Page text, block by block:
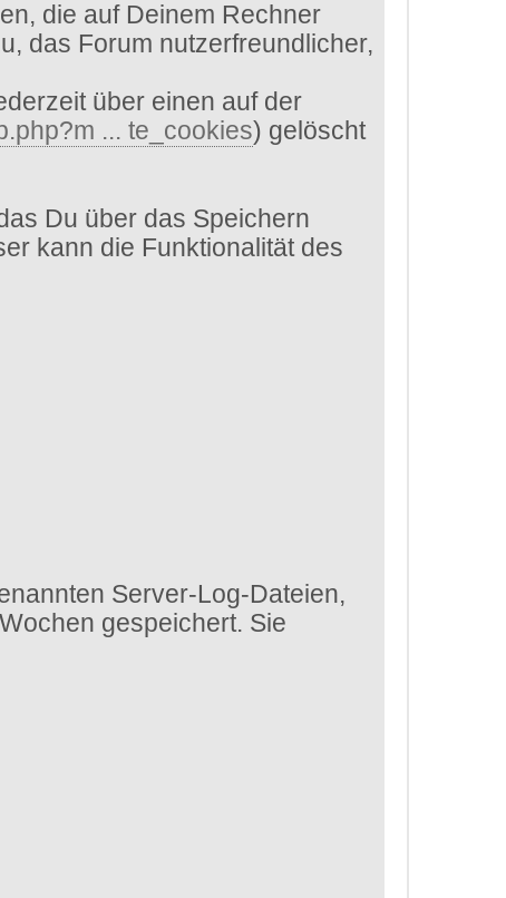
die auf Deinem Rechner
das Forum nutzerfreundlicher,
über einen auf der
... te_cookies) gelöscht
Du über das Speichern
kann die Funktionalität des
Server-Log-Dateien,
gespeichert. Sie